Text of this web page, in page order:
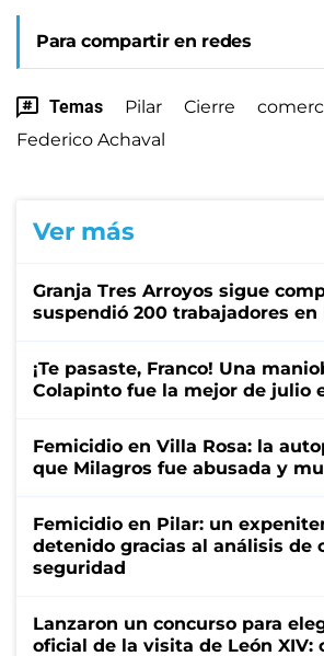
Para compartir en redes
Temas Pilar Cierre
Federico Achaval
Ver más
Granja Tres Arroyos sigue
suspendió 200 trabajadores en
¡Te pasaste, Franco! Una
Colapinto fue la mejor de julio
Femicidio en Villa Rosa: la
que Milagros fue abusada y
Femicidio en Pilar: un
detenido gracias al análisis de
seguridad
Lanzaron un concurso para
oficial de la visita de León XIV: